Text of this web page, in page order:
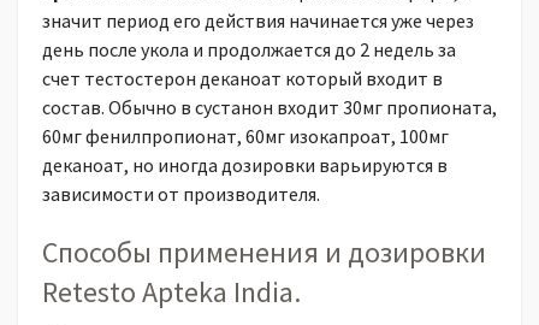
значит период его действия начинается уже через
день после укола и продолжается до 2 недель за
счет тестостерон деканоат который входит в
состав. Обычно в сустанон входит 30мг пропионата,
60мг фенилпропионат, 60мг изокапроат, 100мг
деканоат, но иногда дозировки варьируются в
зависимости от производителя.
Способы применения и дозировки
Retesto Apteka India.